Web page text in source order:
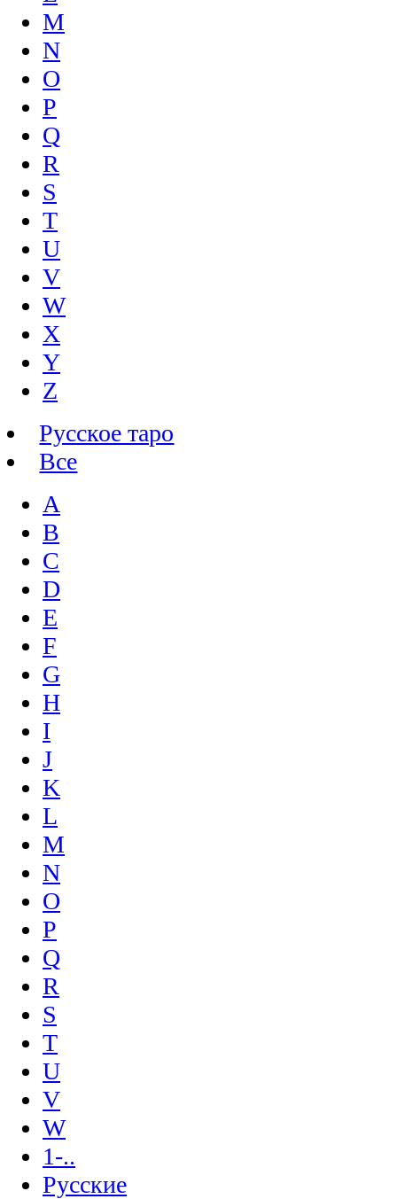
M
N
O
P
Q
R
S
T
U
V
W
X
Y
Z
Русское таро
Все
A
B
C
D
E
F
G
H
I
J
K
L
M
N
O
P
Q
R
S
T
U
V
W
1-..
Русские